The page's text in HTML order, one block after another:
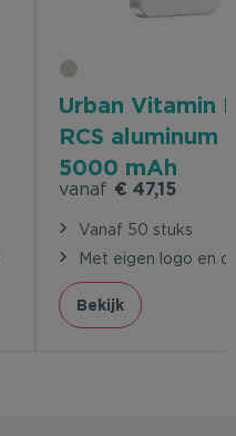
Urban Vitamin
RCS aluminum
5000 mAh
powerbank
vanaf € 47,15
Vanaf 50 stuks
Met eigen logo en
Bekijk